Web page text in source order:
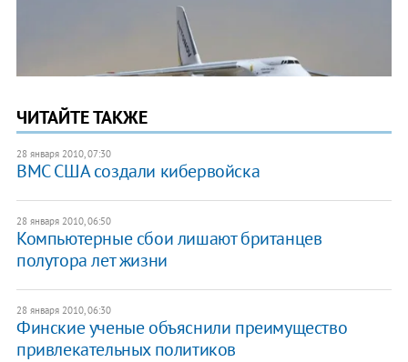
ЧИТАЙТЕ ТАКЖЕ
28 января 2010, 07:30
ВМС США создали кибервойска
28 января 2010, 06:50
Компьютерные сбои лишают британцев
полутора лет жизни
28 января 2010, 06:30
Финские ученые объяснили преимущество
привлекательных политиков